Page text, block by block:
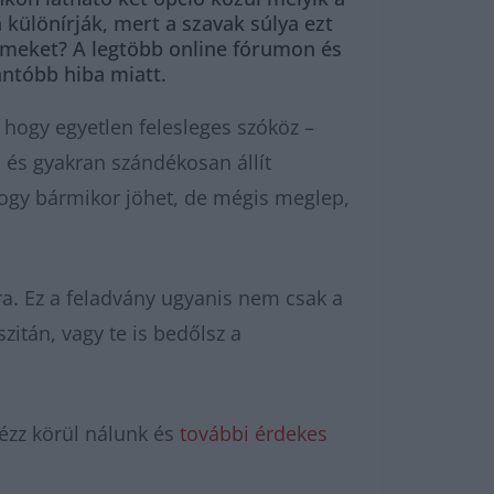
mert a szavak súlya ezt
A legtöbb online fórumon és
hiba miatt.
egyetlen felesleges szóköz –
gyakran szándékosan állít
bármikor jöhet, de mégis meglep,
Ez a feladvány ugyanis nem csak a
vagy te is bedőlsz a
körül nálunk és további érdekes